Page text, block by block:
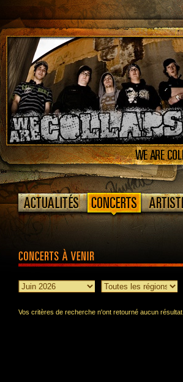
Vos critères de recherche n'ont retourné aucun résultat.